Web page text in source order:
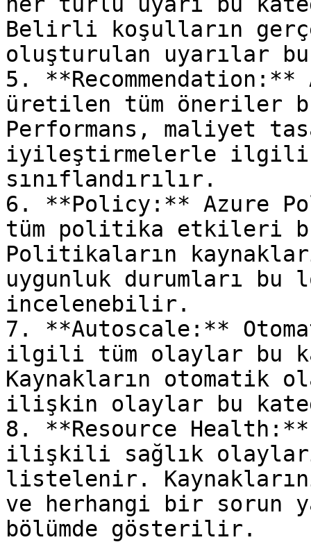
Belirli koşulların
oluşturulan uyarılar
5.
üretilen tüm öneriler
Performans, maliyet
iyileştirmelerle ilgili
sınıflandırılır.
6. **Policy:** Azure
tüm politika etkileri
Politikaların
uygunluk durumları
incelenebilir.
7. **Autoscale:**
ilgili tüm olaylar bu
Kaynakların otomatik
ilişkin olaylar bu
8. **Resource
ilişkili sağlık
listelenir.
ve herhangi bir sorun
bölümde gösterilir.